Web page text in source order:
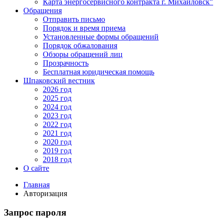
Карта энергосервисного контракта г. Михайловск"
Обращения
Отправить письмо
Порядок и время приема
Установленные формы обращений
Порядок обжалования
Обзоры обращений лиц
Прозрачность
Бесплатная юридическая помощь
Шпаковский вестник
2026 год
2025 год
2024 год
2023 год
2022 год
2021 год
2020 год
2019 год
2018 год
О сайте
Главная
Авторизация
Запрос пароля